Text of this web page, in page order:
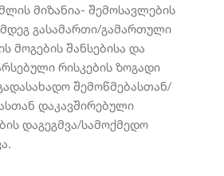
მიზანია- შემოსავლების
გასამართი/გამართული
მოგების შანსებისა და
რისკების ზოგადი
შემოწმებასთან/
დაკავშირებული
დაგეგმვა/სამოქმედო